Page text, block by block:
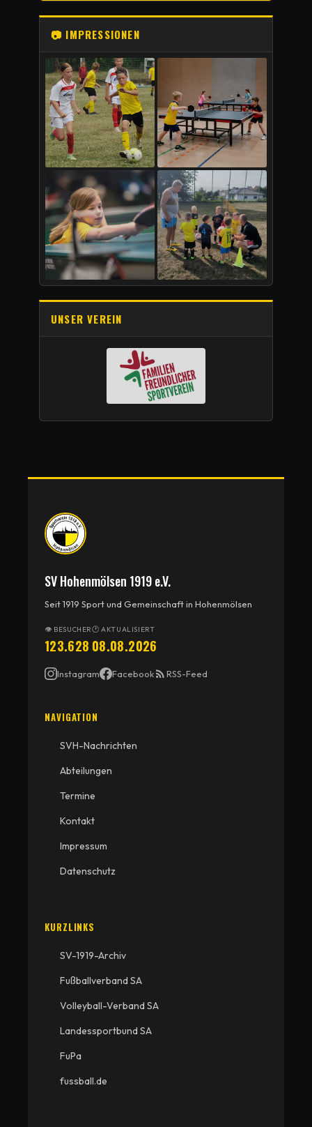
📷 IMPRESSIONEN
UNSER VEREIN
SV Hohenmölsen 1919 e.V.
Seit 1919 Sport und Gemeinschaft in Hohenmölsen
👁 BESUCHER
123.628
🕐 AKTUALISIERT
08.08.2026
Instagram Facebook RSS-Feed
NAVIGATION
SVH-Nachrichten
Abteilungen
Termine
Kontakt
Impressum
Datenschutz
KURZLINKS
SV-1919-Archiv
Fußballverband SA
Volleyball-Verband SA
Landessportbund SA
FuPa
fussball.de